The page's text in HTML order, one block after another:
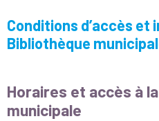
Conditions d’accès et
Bibliothèque
Horaires et accès à
municipale